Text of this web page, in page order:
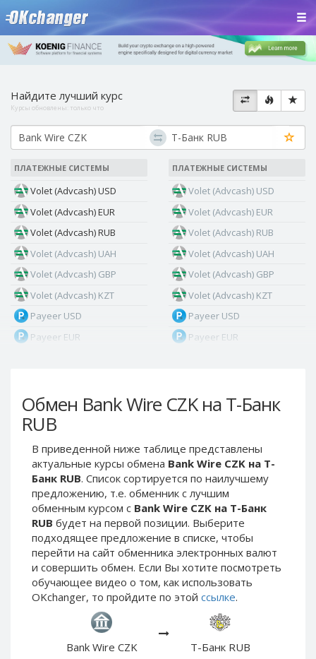
Обмен Bank Wire CZK на Т-Банк
RUB
В приведенной ниже таблице представлены
актуальные курсы обмена Bank Wire CZK на Т-
Банк RUB. Список сортируется по наилучшему
предложению, т.е. обменник с лучшим
обменным курсом с Bank Wire CZK на Т-Банк
RUB будет на первой позиции. Выберите
подходящее предложение в списке, чтобы
перейти на сайт обменника электронных валют
и совершить обмен. Если Вы хотите посмотреть
обучающее видео о том, как использовать
OKchanger, то пройдите по этой ссылке.
Bank Wire CZK Т-Банк RUB
Найдите лучший курс
Курсы обновлены: только что
ПЛАТЕЖНЫЕ СИСТЕМЫ
Volet (Advcash) USD
Volet (Advcash) EUR
Volet (Advcash) RUB
Volet (Advcash) UAH
Volet (Advcash) GBP
Volet (Advcash) KZT
Payeer USD
Payeer EUR
Payeer Tether ERC20
(USDT)
Payeer UAH
ЮMoney RUB
ЮMoney KZT
PayPal USD
PayPal EUR
PayPal GBP
PayPal CAD
PayPal AUD
PayPal RUB
ПЛАТЕЖНЫЕ СИСТЕМЫ
Volet (Advcash) USD
Volet (Advcash) EUR
Volet (Advcash) RUB
Volet (Advcash) UAH
Volet (Advcash) GBP
Volet (Advcash) KZT
Payeer USD
Payeer EUR
Payeer Tether ERC20
(USDT)
ЮMoney RUB
ЮMoney KZT
PayPal USD
PayPal EUR
PayPal GBP
PayPal CAD
PayPal AUD
PayPal RUB
PayPal CZK